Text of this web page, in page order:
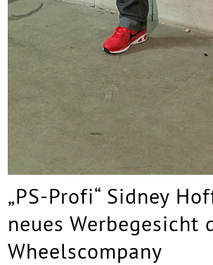
„PS-Profi“ Sidney
neues Werbegesicht
Wheelscompany